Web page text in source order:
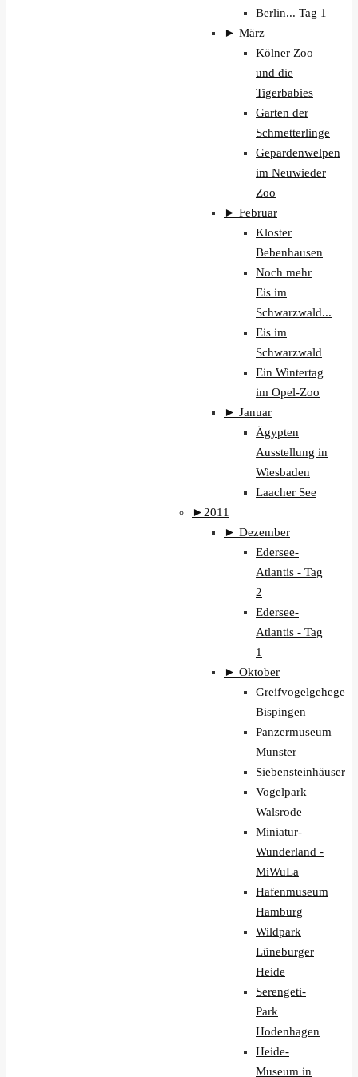
Berlin... Tag 1
► März
Kölner Zoo
und die
Tigerbabies
Garten der
Schmetterlinge
Gepardenwelpen
im Neuwieder
Zoo
► Februar
Kloster
Bebenhausen
Noch mehr
Eis im
Schwarzwald...
Eis im
Schwarzwald
Ein Wintertag
im Opel-Zoo
► Januar
Ägypten
Ausstellung in
Wiesbaden
Laacher See
► 2011
► Dezember
Edersee-
Atlantis - Tag
2
Edersee-
Atlantis - Tag
1
► Oktober
Greifvogelgehege
Bispingen
Panzermuseum
Munster
Siebensteinhäuser
Vogelpark
Walsrode
Miniatur-
Wunderland -
MiWuLa
Hafenmuseum
Hamburg
Wildpark
Lüneburger
Heide
Serengeti-
Park
Hodenhagen
Heide-
Museum in